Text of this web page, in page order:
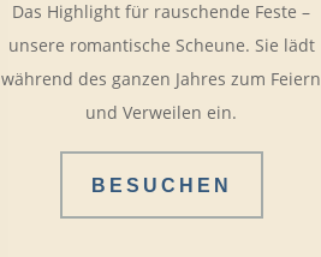
Das Highlight für rauschende Feste –
unsere romantische Scheune. Sie lädt
während des ganzen Jahres zum Feiern
und Verweilen ein.
BESUCHEN